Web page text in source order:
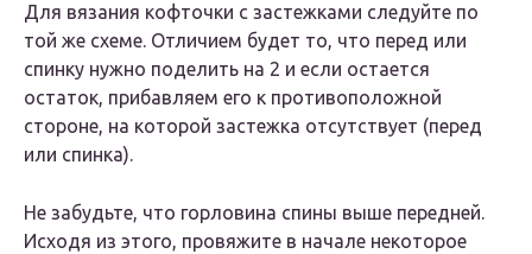
Для вязания кофточки с застежками следуйте по
той же схеме. Отличием будет то, что перед или
спинку нужно поделить на 2 и если остается
остаток, прибавляем его к противоположной
стороне, на которой застежка отсутствует (перед
или спинка).
Не забудьте, что горловина спины выше передней.
Исходя из этого, провяжите в начале некоторое